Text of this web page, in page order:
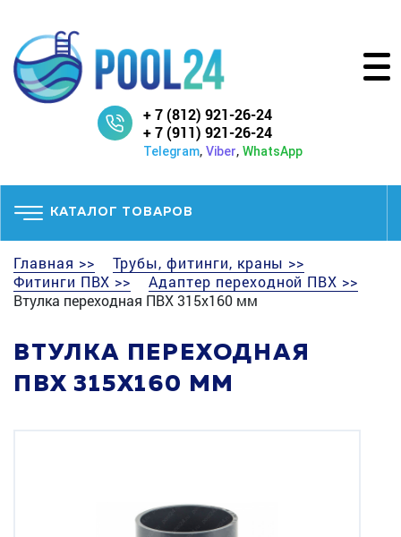
+ 7 (812) 921-26-24
+ 7 (911) 921-26-24
Telegram, Viber, WhatsApp
КАТАЛОГ ТОВАРОВ
Главная >>
Трубы, фитинги, краны >>
Фитинги ПВХ >>
Адаптер переходной ПВХ >>
Втулка переходная ПВХ 315x160 мм
ВТУЛКА ПЕРЕХОДНАЯ
ПВХ 315X160 ММ